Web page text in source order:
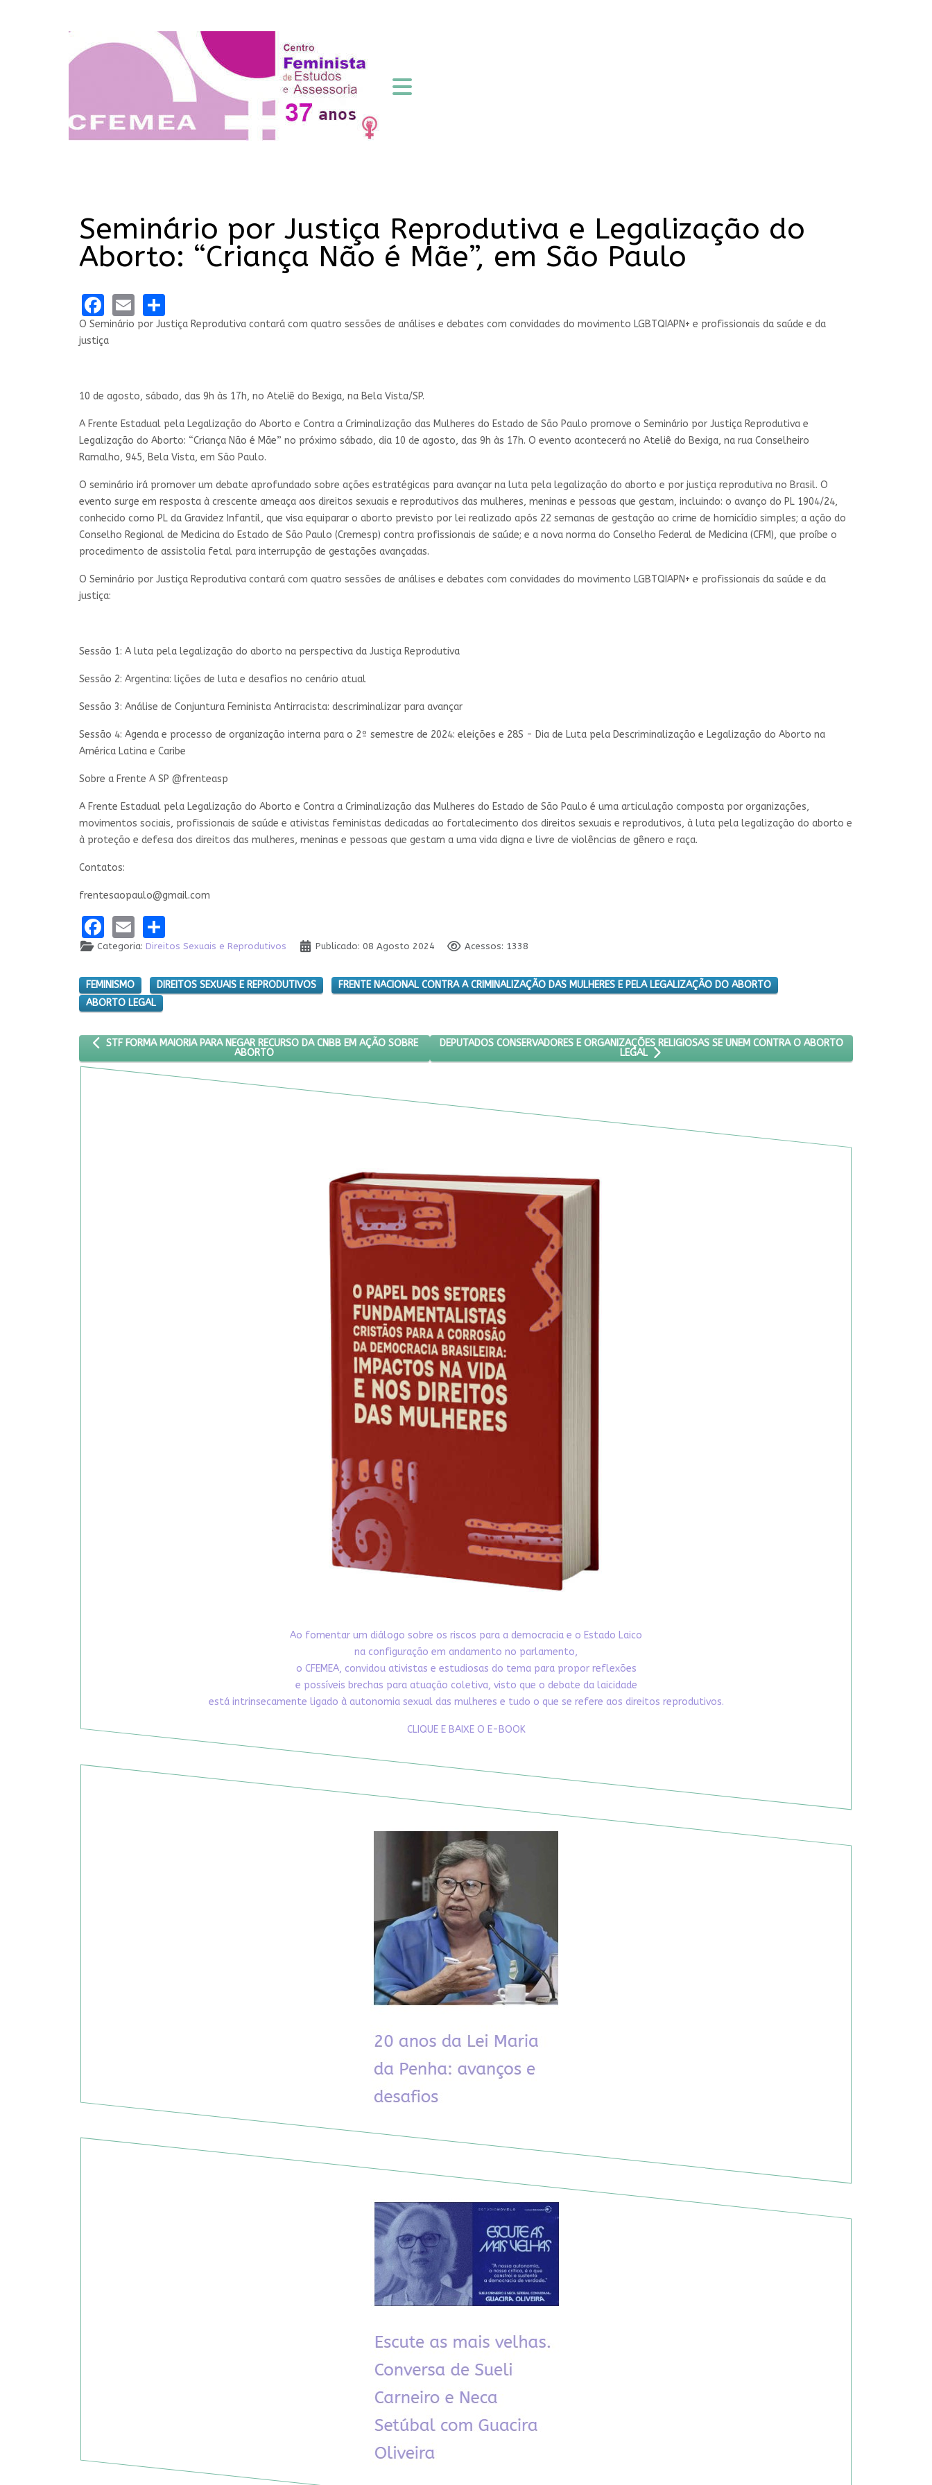
Seminário por Justiça Reprodutiva e Legalização do
Aborto: “Criança Não é Mãe”, em São Paulo
Facebook
Email
O Seminário por Justiça Reprodutiva contará com quatro sessões de análises e debates com convidades do movimento LGBTQIAPN+ e profissionais da saúde e da
justiça
10 de agosto, sábado, das 9h às 17h, no Ateliê do Bexiga, na Bela Vista/SP.
A Frente Estadual pela Legalização do Aborto e Contra a Criminalização das Mulheres do Estado de São Paulo promove o Seminário por Justiça Reprodutiva e
Legalização do Aborto: “Criança Não é Mãe” no próximo sábado, dia 10 de agosto, das 9h às 17h. O evento acontecerá no Ateliê do Bexiga, na rua Conselheiro
Ramalho, 945, Bela Vista, em São Paulo.
O seminário irá promover um debate aprofundado sobre ações estratégicas para avançar na luta pela legalização do aborto e por justiça reprodutiva no Brasil. O
evento surge em resposta à crescente ameaça aos direitos sexuais e reprodutivos das mulheres, meninas e pessoas que gestam, incluindo: o avanço do PL 1904/24,
conhecido como PL da Gravidez Infantil, que visa equiparar o aborto previsto por lei realizado após 22 semanas de gestação ao crime de homicídio simples; a ação do
Conselho Regional de Medicina do Estado de São Paulo (Cremesp) contra profissionais de saúde; e a nova norma do Conselho Federal de Medicina (CFM), que proíbe o
procedimento de assistolia fetal para interrupção de gestações avançadas.
O Seminário por Justiça Reprodutiva contará com quatro sessões de análises e debates com convidades do movimento LGBTQIAPN+ e profissionais da saúde e da
justiça:
Sessão 1: A luta pela legalização do aborto na perspectiva da Justiça Reprodutiva
Sessão 2: Argentina: lições de luta e desafios no cenário atual
Sessão 3: Análise de Conjuntura Feminista Antirracista: descriminalizar para avançar
Sessão 4: Agenda e processo de organização interna para o 2º semestre de 2024: eleições e 28S - Dia de Luta pela Descriminalização e Legalização do Aborto na
América Latina e Caribe
Sobre a Frente A SP @frenteasp
A Frente Estadual pela Legalização do Aborto e Contra a Criminalização das Mulheres do Estado de São Paulo é uma articulação composta por organizações,
movimentos sociais, profissionais de saúde e ativistas feministas dedicadas ao fortalecimento dos direitos sexuais e reprodutivos, à luta pela legalização do aborto e
à proteção e defesa dos direitos das mulheres, meninas e pessoas que gestam a uma vida digna e livre de violências de gênero e raça.
Contatos:
frentesaopaulo@gmail.com
Facebook
Email
Categoria: Direitos Sexuais e Reprodutivos Publicado: 08 Agosto 2024 Acessos: 1338
FEMINISMO DIREITOS SEXUAIS E REPRODUTIVOS
FRENTE NACIONAL CONTRA A CRIMINALIZAÇÃO DAS MULHERES E PELA LEGALIZAÇÃO DO ABORTO
ABORTO LEGAL
ARTIGO ANTERIOR: STF FORMA MAIORIA PARA NEGAR RECURSO DA CNBB EM AÇÃO SOBRE ABORTO
STF FORMA MAIORIA PARA NEGAR RECURSO DA CNBB EM AÇÃO SOBRE
ABORTO
PRÓXIMO ARTIGO: DEPUTADOS CONSERVADORES E ORGANIZAÇÕES RELIGIOSAS SE UNEM CONTRA O ABORTO
DEPUTADOS CONSERVADORES E ORGANIZAÇÕES RELIGIOSAS SE UNEM CONTRA O ABORTO
LEGAL
Ao fomentar um diálogo sobre os riscos para a democracia e o Estado Laico
na configuração em andamento no parlamento,
o CFEMEA, convidou ativistas e estudiosas do tema para propor reflexões
e possíveis brechas para atuação coletiva, visto que o debate da laicidade
está intrinsecamente ligado à autonomia sexual das mulheres e tudo o que se refere aos direitos reprodutivos.
CLIQUE E BAIXE O E-BOOK